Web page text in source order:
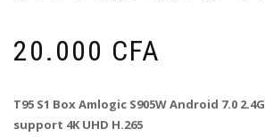
20.000 CFA
T95 S1 Box Amlogic S905W Android 7.0
support 4K UHD H.265